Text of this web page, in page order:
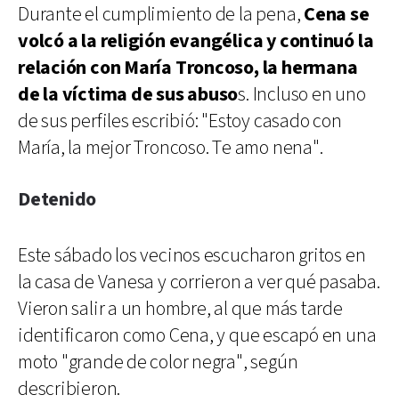
Durante el cumplimiento de la pena,Cena se
volcó a la religión evangélica y continuó la
relación con María Troncoso, la hermana
de la víctima de sus abusos. Incluso en uno
de sus perfiles escribió: "Estoy casado con
María, la mejor Troncoso. Te amo nena".
Detenido
Este sábado los vecinos escucharon gritos en
la casa de Vanesa y corrieron a ver qué pasaba.
Vieron salir a un hombre, al que más tarde
identificaron como Cena, y que escapó en una
moto "grande de color negra", según
describieron.